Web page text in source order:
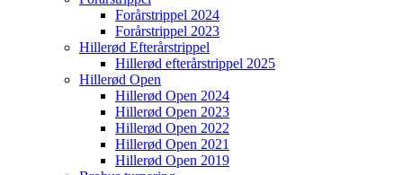
Forårstrippel 2024
Forårstrippel 2023
Hillerød Efterårstrippel
Hillerød efterårstrippel 2025
Hillerød Open
Hillerød Open 2024
Hillerød Open 2023
Hillerød Open 2022
Hillerød Open 2021
Hillerød Open 2019